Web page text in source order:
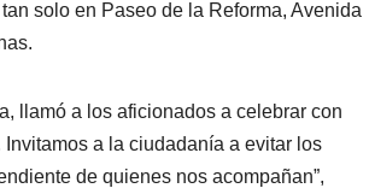
solo en Paseo de la Reforma, Avenida
llamó a los aficionados a celebrar con
a la ciudadanía a evitar los
de quienes nos acompañan”,